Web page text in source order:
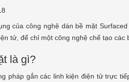
của công nghệ dán bề mặt
tử, để chỉ một công nghệ chế tạo các
là gì?
pháp gắn các linh kiện điện tử trực